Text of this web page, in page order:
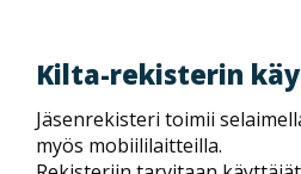
Kilta-rekisterin
Jäsenrekisteri toimii
myös mobiililaitteilla.